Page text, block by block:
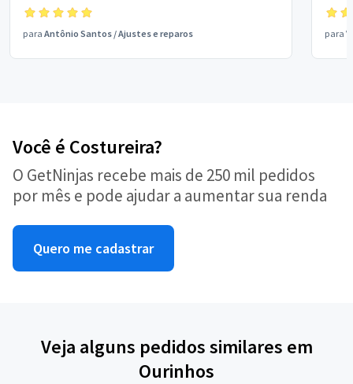
para Antônio Santos /Ajustes e reparos para
Você é Costureira?
O GetNinjas recebe mais de 250 mil pedidos
por mês e pode ajudar a aumentar sua renda
Quero me cadastrar
Veja alguns pedidos similares em
Ourinhos